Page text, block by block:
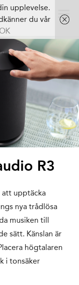
R3
upptäcka
nya trådlösa
musiken till
sätt. Känslan är
högtalaren
i tonsäker
upplevelse.
du vår
OK